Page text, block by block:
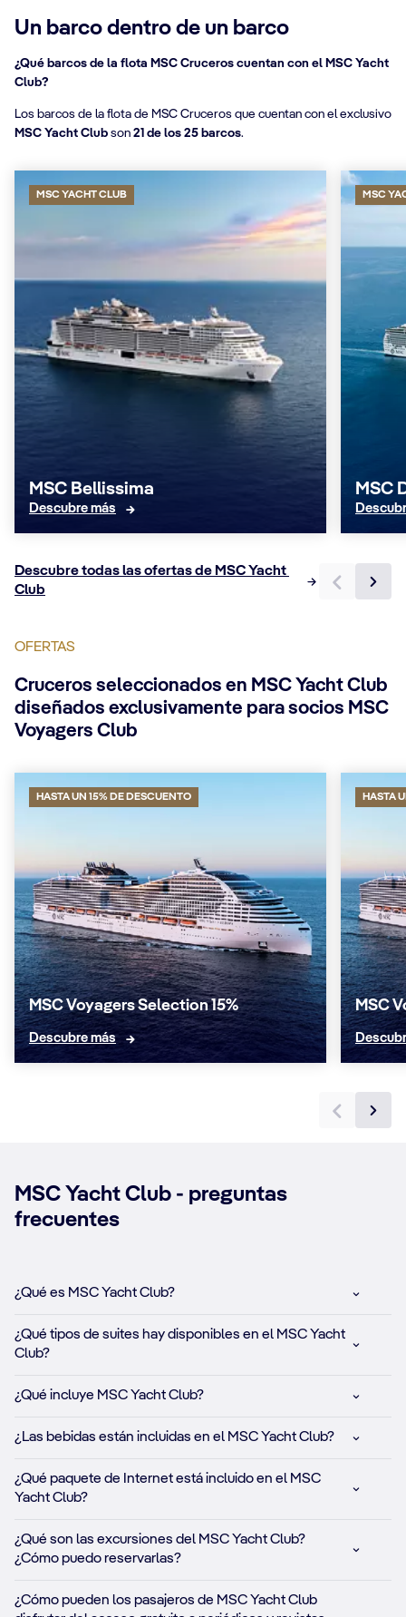
Un barco dentro de un barco
¿Qué barcos de la flota MSC Cruceros cuentan con el MSC Yacht
Club?
Los barcos de la flota de MSC Cruceros que cuentan con el exclusivo
MSC Yacht Club son 21 de los 25 barcos.
MSC YACHT CLUB
MSC Bellissima
Descubre más
MSC
MSC
Descubre todas las ofertas de MSC Yacht
Club
OFERTAS
Cruceros seleccionados en MSC Yacht Club
diseñados exclusivamente para socios MSC
Voyagers Club
HASTA UN 15% DE DESCUENTO
MSC Voyagers Selection 15%
Descubre más
HASTA
MSC
MSC Yacht Club - preguntas
frecuentes
¿Qué es MSC Yacht Club?
¿Qué tipos de suites hay disponibles en el MSC Yacht
Club?
¿Qué incluye MSC Yacht Club?
¿Las bebidas están incluidas en el MSC Yacht Club?
¿Qué paquete de Internet está incluido en el MSC
Yacht Club?
¿Qué son las excursiones del MSC Yacht Club?
¿Cómo puedo reservarlas?
¿Cómo pueden los pasajeros de MSC Yacht Club